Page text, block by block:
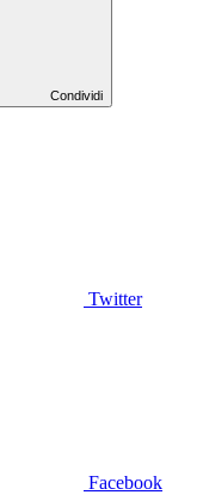
Condividi
Twitter
Facebook